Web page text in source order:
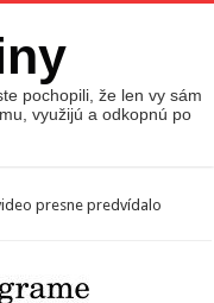
pochopili, že len vy sám
využijú a odkopnú po
presne predvídalo